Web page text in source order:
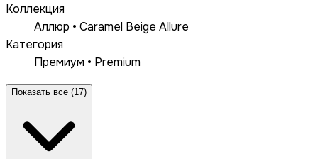
Коллекция
Аллюр • Caramel Beige Allure
Категория
Премиум • Premium
Показать все (17)